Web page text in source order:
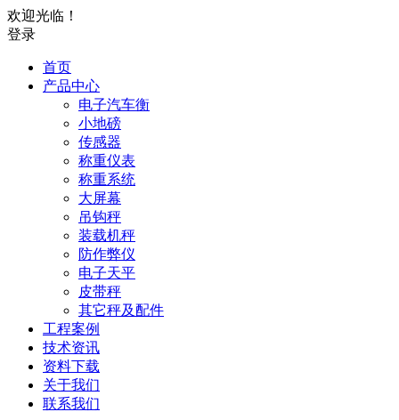
欢迎光临！
登录
首页
产品中心
电子汽车衡
小地磅
传感器
称重仪表
称重系统
大屏幕
吊钩秤
装载机秤
防作弊仪
电子天平
皮带秤
其它秤及配件
工程案例
技术资讯
资料下载
关于我们
联系我们